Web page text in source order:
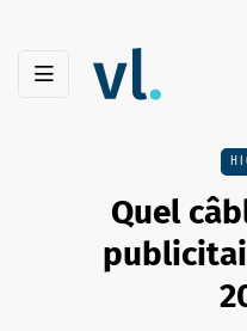
Quel